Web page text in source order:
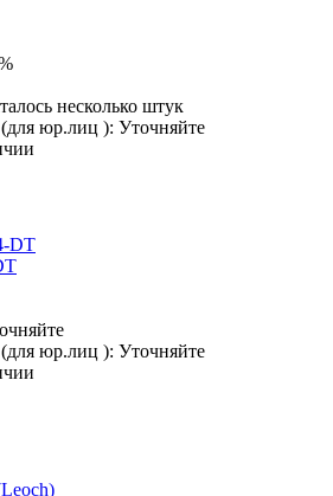
несколько штук
юр.лиц ): Уточняйте
юр.лиц ): Уточняйте